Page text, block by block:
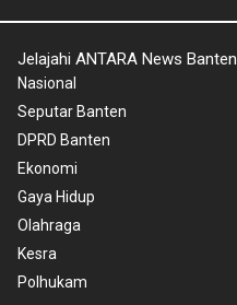
Jelajahi ANTARA News Banten
Nasional
Seputar Banten
DPRD Banten
Ekonomi
Gaya Hidup
Olahraga
Kesra
Polhukam